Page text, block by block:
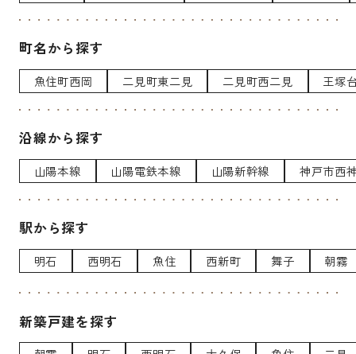
町名から探す
魚住町西岡 二見町東二見 二見町西二見 王塚
沿線から探す
山陽本線 山陽電鉄本線 山陽新幹線 神戸市西
駅から探す
明石 西明石 魚住 西新町 舞子 朝霧
新築戸建を探す